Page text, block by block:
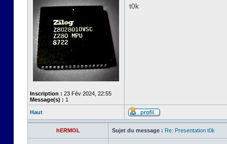
Inscription : 23 Fév 2024, 22:55
Message(s) : 1
t0k
Haut
hERMOL Sujet du message : Re: Presentation t0k